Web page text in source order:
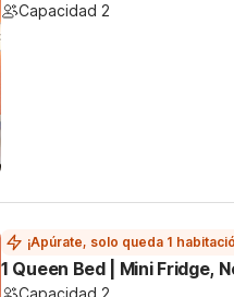
Capacidad 2
¡Apúrate, solo queda 1
1 Queen Bed | Mini Fridge,
Capacidad 2